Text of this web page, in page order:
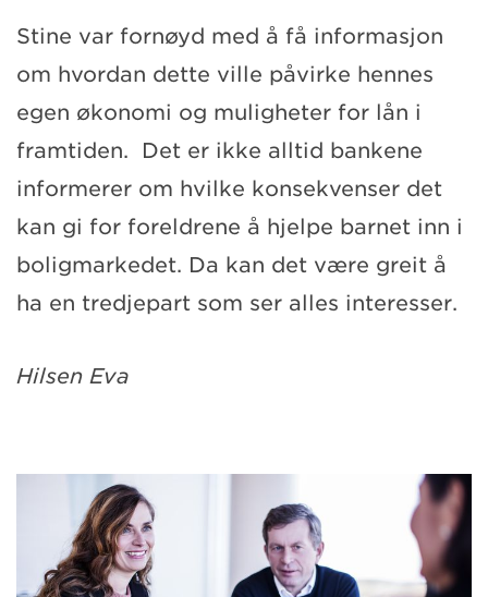
Stine var fornøyd med å få informasjon
om hvordan dette ville påvirke hennes
egen økonomi og muligheter for lån i
framtiden. Det er ikke alltid bankene
informerer om hvilke konsekvenser det
kan gi for foreldrene å hjelpe barnet inn i
boligmarkedet. Da kan det være greit å
ha en tredjepart som ser alles interesser.
Hilsen Eva